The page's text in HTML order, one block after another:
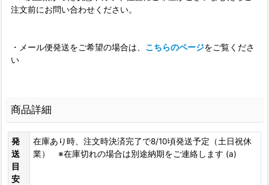
注文前にお問い合わせください。
・メール便発送をご希望の場合は、 こちらのページをご覧くださ
い
商品詳細
発
送
目
安
在庫あり時、注文時決済完了で8/10頃発送予定（土日祝休
業） ※在庫切れの場合は別途納期をご連絡します (a)